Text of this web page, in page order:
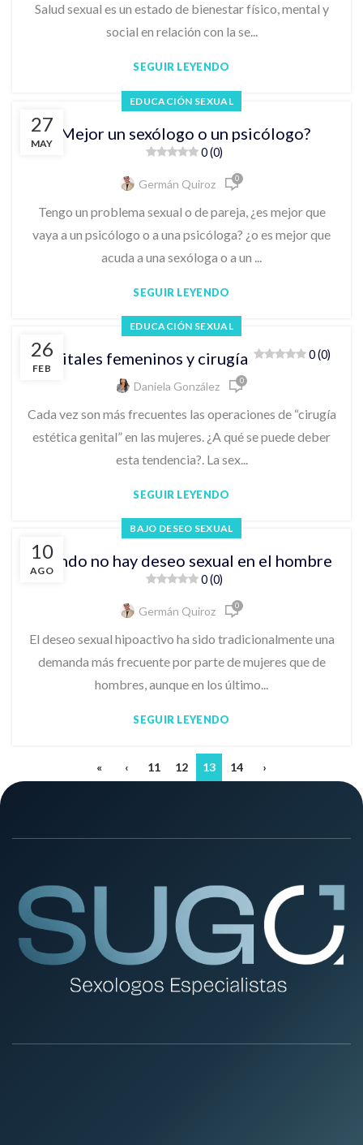
Salud sexual es un estado de bienestar físico, mental y
social en relación con la se...
SEGUIR LEYENDO
27
MAY
EDUCACIÓN SEXUAL
¿Mejor un sexólogo o un psicólogo?
0 (0)
Germán Quiroz 0
Tengo un problema sexual o de pareja, ¿es mejor que
vaya a un psicólogo o a una psicóloga? ¿o es mejor que
acuda a una sexóloga o a un ...
SEGUIR LEYENDO
26
FEB
EDUCACIÓN SEXUAL
Genitales femeninos y cirugía 0 (0)
Daniela González 0
Cada vez son más frecuentes las operaciones de “cirugía
estética genital” en las mujeres. ¿A qué se puede deber
esta tendencia?. La sex...
SEGUIR LEYENDO
10
AGO
BAJO DESEO SEXUAL
Cuando no hay deseo sexual en el hombre
0 (0)
Germán Quiroz 0
El deseo sexual hipoactivo ha sido tradicionalmente una
demanda más frecuente por parte de mujeres que de
hombres, aunque en los último...
SEGUIR LEYENDO
« ‹ 11 12 13 14 ›